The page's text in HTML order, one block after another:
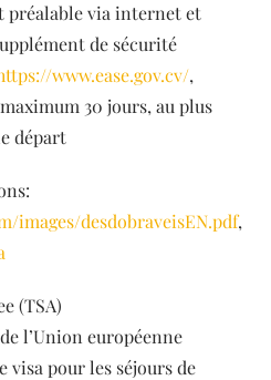
préalable via internet et
de sécurité
www.ease.gov.cv/,
30 jours, au plus
départ
images/desdobraveisEN.pdf,
(TSA)
l’Union européenne
visa pour les séjours de